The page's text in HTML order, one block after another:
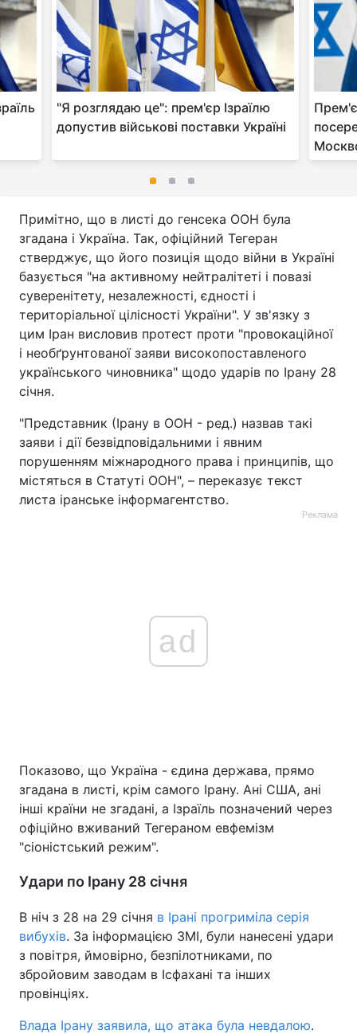
"Я розглядаю це": прем'єр Ізраїлю
допустив військові поставки Україні
Примітно, що в листі до генсека ООН була
згадана і Україна. Так, офіційний Тегеран
стверджує, що його позиція щодо війни в Україні
базується "на активному нейтралітеті і повазі
суверенітету, незалежності, єдності і
територіальної цілісності України". У зв'язку з
цим Іран висловив протест проти "провокаційної
і необґрунтованої заяви високопоставленого
українського чиновника" щодо ударів по Ірану 28
січня.
"Представник (Ірану в ООН - ред.) назвав такі
заяви і дії безвідповідальними і явним
порушенням міжнародного права і принципів, що
містяться в Статуті ООН", – переказує текст
листа іранське інформагентство.
Реклама
ad
Показово, що Україна - єдина держава, прямо
згадана в листі, крім самого Ірану. Ані США, ані
інші країни не згадані, а Ізраїль позначений через
офіційно вживаний Тегераном евфемізм
"сіоністський режим".
Удари по Ірану 28 січня
В ніч з 28 на 29 січня в Ірані прогриміла серія
вибухів. За інформацією ЗМІ, були нанесені удари
з повітря, ймовірно, безпілотниками, по
збройовим заводам в Ісфахані та інших
провінціях.
Влада Ірану заявила, що атака була невдалою.